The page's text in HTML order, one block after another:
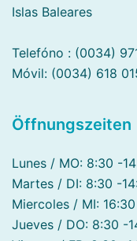
Islas Baleares
Telefóno : (0034)
Móvil: (0034) 618
Öffnungszeiten
Lunes / MO: 8:30 -
Martes / DI: 8:30 -
Miercoles / MI:
Jueves / DO: 8:30 -